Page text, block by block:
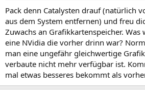
Pack denn Catalysten drauf (natürlich
aus dem System entfernen) und freu
Zuwachs an Grafikkartenspeicher.
eine NVidia die vorher drinn war?
man eine ungefähr gleichwertige
verbaute nicht mehr verfügbar ist.
mal etwas besseres bekommt als